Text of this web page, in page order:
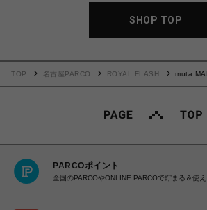
SHOP TOP
TOP 名古屋PARCO ROYAL FLASH
muta
PARCOポイント
全国のPARCOやONLINE PARCOで貯まる＆使え